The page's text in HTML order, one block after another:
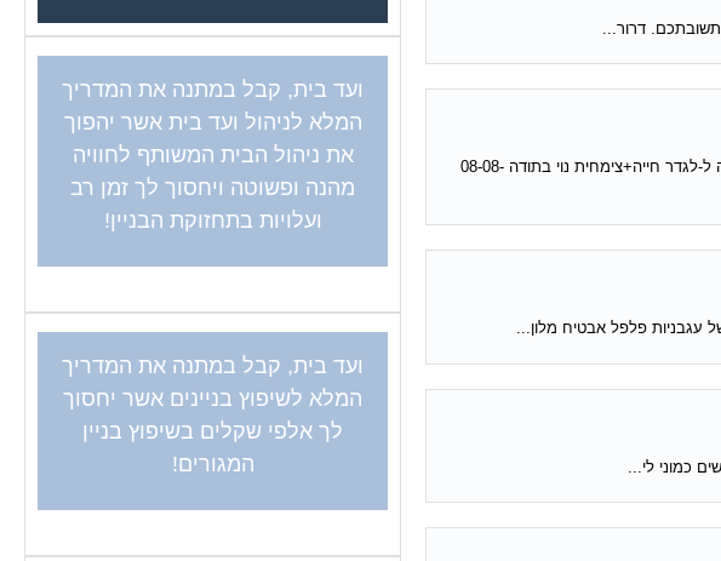
דרור...
שאלה שנשאלה בנושא. מערכת דישון נושא: שלום רב! הנני מבקש עזרה בנושא מערכת דישון הווה אומר בחירת מערכת דישון המתאימה ל-לגדר חייה+צימחית נוי בתודה 08-08-
עגבניות פלפל אבטיח מלון...
כמוני לי...
ועד בית, קבל במתנה את המדריך
המלא לניהול ועד בית אשר יהפוך
את ניהול הבית המשותף לחוויה
מהנה ופשוטה ויחסוך לך זמן רב
ועלויות בתחזוקת הבניין!
ועד בית, קבל במתנה את המדריך
המלא לשיפוץ בניינים אשר יחסוך
לך אלפי שקלים בשיפוץ בניין
המגורים!